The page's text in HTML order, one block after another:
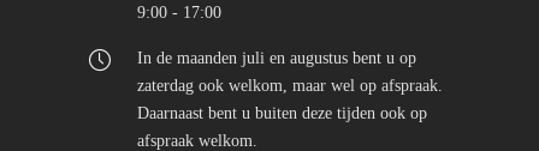
9:00 - 17:00
In de maanden juli en augustus bent u op
zaterdag ook welkom, maar wel op afspraak.
Daarnaast bent u buiten deze tijden ook op
afspraak welkom.